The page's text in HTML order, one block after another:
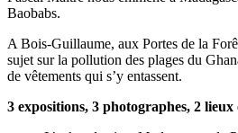
Baobabs.
A Bois-Guillaume, aux Portes de la
sujet sur la pollution des plages du
de vêtements qui s’y entassent.
3 expositions, 3 photographes, 2